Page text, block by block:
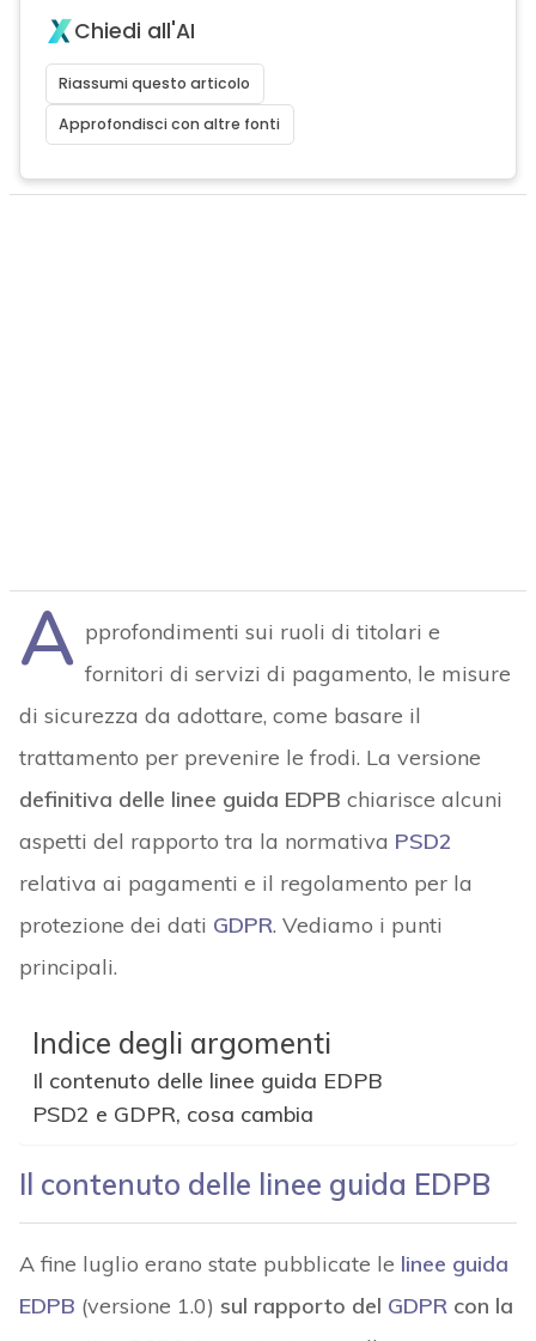
Chiedi all'AI
Riassumi questo articolo
Approfondisci con altre fonti
A pprofondimenti sui ruoli di titolari e
fornitori di servizi di pagamento, le misure
di sicurezza da adottare, come basare il
trattamento per prevenire le frodi. La versione
definitiva delle linee guida EDPB chiarisce alcuni
aspetti del rapporto tra la normativa PSD2
relativa ai pagamenti e il regolamento per la
protezione dei dati GDPR. Vediamo i punti
principali.
Indice degli argomenti
Il contenuto delle linee guida EDPB
PSD2 e GDPR, cosa cambia
Il contenuto delle linee guida EDPB
A fine luglio erano state pubblicate le linee guida
EDPB (versione 1.0) sul rapporto del GDPRcon la